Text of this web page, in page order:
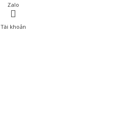
Zalo
Tài khoản